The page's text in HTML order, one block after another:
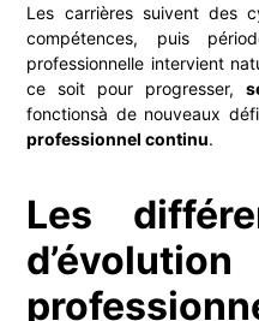
Les carrières suivent des
compétences, puis
professionnelle intervient
ce soit pour progresser,
fonctionsà de nouveaux
professionnel continu.
Les
d’évolution